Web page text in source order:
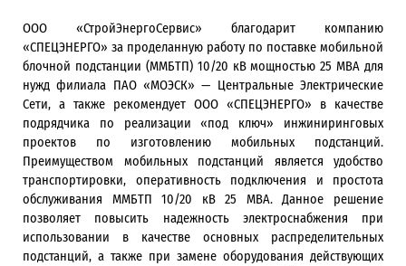
ООО «СтройЭнергоСервис» благодарит компанию
«СПЕЦЭНЕРГО» за проделанную работу по поставке мобильной
блочной подстанции (ММБТП) 10/20 кВ мощностью 25 МВА для
нужд филиала ПАО «МОЭСК» — Центральные Электрические
Сети, а также рекомендует ООО «СПЕЦЭНЕРГО» в качестве
подрядчика по реализации «под ключ» инжиниринговых
проектов по изготовлению мобильных подстанций.
Преимуществом мобильных подстанций является удобство
транспортировки, оперативность подключения и простота
обслуживания ММБТП 10/20 кВ 25 МВА. Данное решение
позволяет повысить надежность электроснабжения при
использовании в качестве основных распределительных
подстанций, а также при замене оборудования действующих